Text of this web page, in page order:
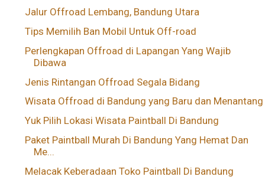
Jalur Offroad Lembang, Bandung Utara
Tips Memilih Ban Mobil Untuk Off-road
Perlengkapan Offroad di Lapangan Yang Wajib
Dibawa
Jenis Rintangan Offroad Segala Bidang
Wisata Offroad di Bandung yang Baru dan Menantang
Yuk Pilih Lokasi Wisata Paintball Di Bandung
Paket Paintball Murah Di Bandung Yang Hemat Dan
Me...
Melacak Keberadaan Toko Paintball Di Bandung